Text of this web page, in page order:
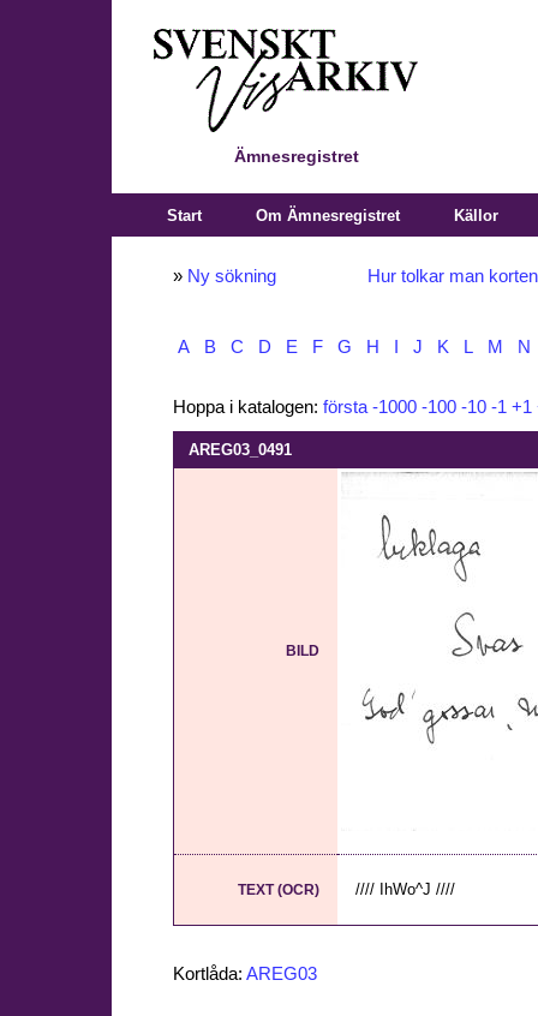
Ämnesregistret
Start Om Ämnesregistret Källor
» Ny sökning Hur tolkar man
A B C D E F G H J K L M N
Hoppa i katalogen: första -1000 -100 -10 -1 +1
AREG03_0491
BILD
TEXT (OCR) //// IhWo^J ////
Kortlåda: AREG03